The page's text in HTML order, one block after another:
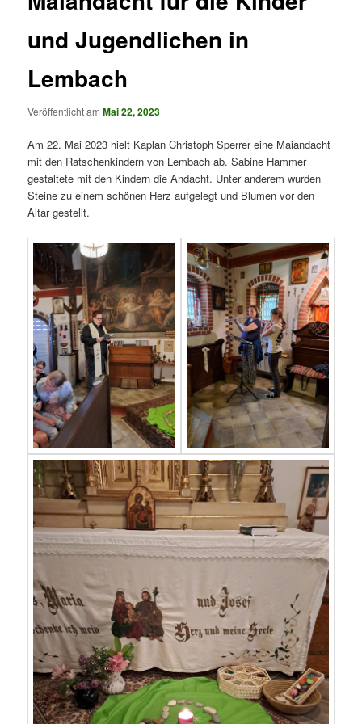
und Jugendlichen in
Lembach
Veröffentlicht amMai 22, 2023
Am 22. Mai 2023 hielt Kaplan Christoph Sperrer eine Maiandacht
mit den Ratschenkindern von Lembach ab. Sabine Hammer
gestaltete mit den Kindern die Andacht. Unter anderem wurden
Steine zu einem schönen Herz aufgelegt und Blumen vor den
Altar gestellt.